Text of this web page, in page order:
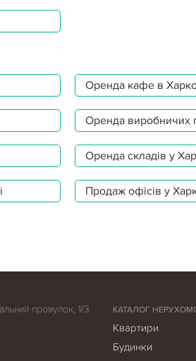
Оренда кафе в
Оренда виробничих
Оренда складів у
Продаж офісів у
провулок, 1/3
КАТАЛОГ
Квартири
Будинки